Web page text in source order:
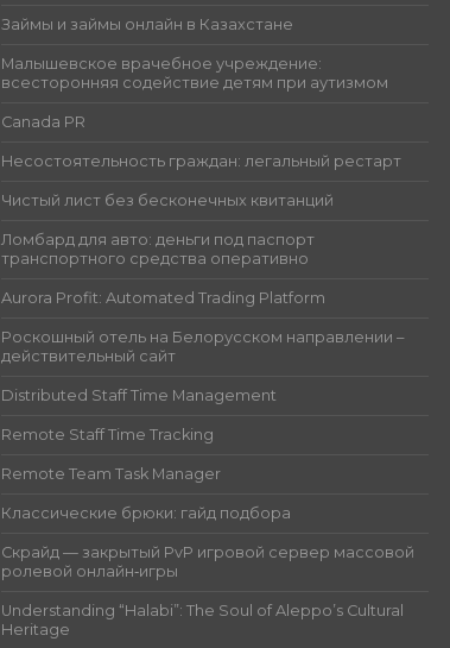
Займы и займы онлайн в Казахстане
Малышевское врачебное учреждение:
всесторонняя содействие детям при аутизмом
Canada PR
Несостоятельность граждан: легальный рестарт
Чистый лист без бесконечных квитанций
Ломбард для авто: деньги под паспорт
транспортного средства оперативно
Aurora Profit: Automated Trading Platform
Роскошный отель на Белорусском направлении –
действительный сайт
Distributed Staff Time Management
Remote Staff Time Tracking
Remote Team Task Manager
Классические брюки: гайд подбора
Скрайд — закрытый PvP игровой сервер массовой
ролевой онлайн‑игры
Understanding “Halabi”: The Soul of Aleppo’s Cultural
Heritage